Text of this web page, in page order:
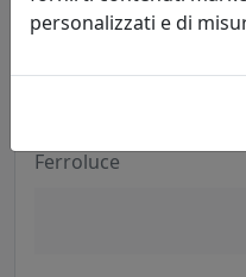
Ferroluce
personalizzati e di